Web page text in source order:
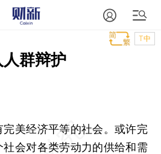
T中
群辩护
美经济平等的社会。或许完
会对各类劳动力的供给和需